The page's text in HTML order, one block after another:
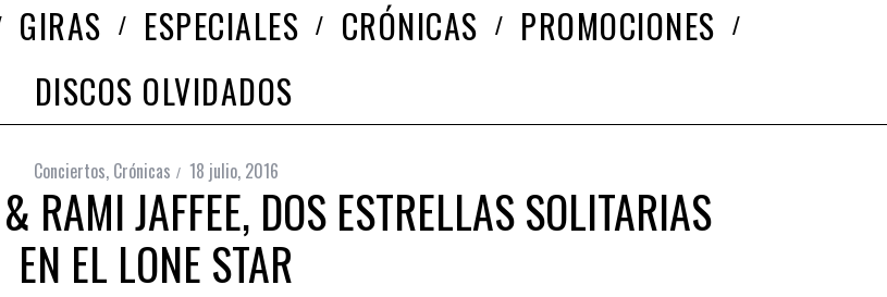
GIRAS ESPECIALES CRÓNICAS
PROMOCIONES
DISCOS OLVIDADOS
Conciertos, Crónicas 18 julio, 2016
RAMI JAFFEE, DOS ESTRELLAS SOLITARIAS
EN EL LONE STAR